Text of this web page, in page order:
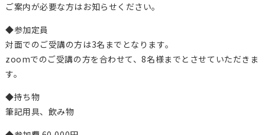
ご案内が必要な方はお知らせください。
◆参加定員
対面でのご受講の方は3名までとなります。
zoomでのご受講の方を合わせて、8名様までとさせていただきま
す。
◆持ち物
筆記用具、飲み物